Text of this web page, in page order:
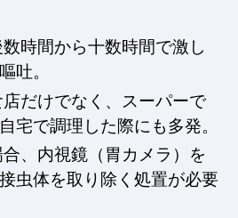
時間から十数時間で激し
吐。
だけでなく、スーパーで
宅で調理した際にも多発。
、内視鏡（胃カメラ）を
虫体を取り除く処置が必要